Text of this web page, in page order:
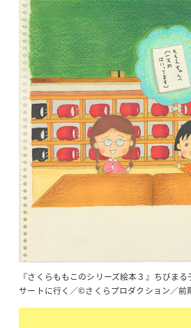
『さくらももこのシリーズ絵本３』ちびま
サートに行く／©さくらプロダクション／前